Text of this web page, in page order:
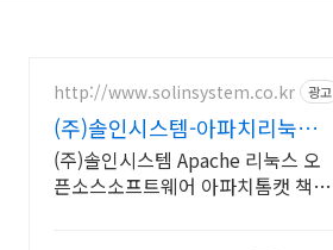
http://www.solinsystem.co.kr 광고
(주)솔인시스템-아파치리눅스
20년이상 기술지원 노하우
(주)솔인시스템 Apache 리눅스 오
픈소스소프트웨어 아파치톰캣 책임